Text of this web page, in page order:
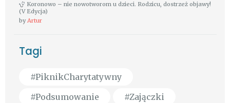
Koronowo – nie nowotworom u dzieci. Rodzicu, dostrzeż objawy!
(V Edycja)
byArtur
Tagi
#PiknikCharytatywny
#Podsumowanie
#Zajączki